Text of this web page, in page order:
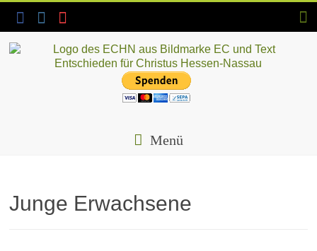
Menü
Junge Erwachsene